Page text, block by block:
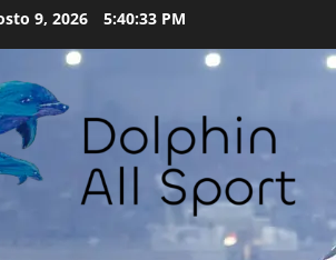
9, 2026 5:40:35 PM